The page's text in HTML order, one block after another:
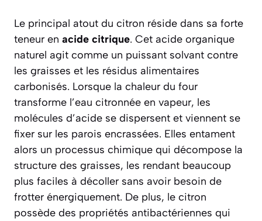
Le principal atout du citron réside dans sa forte
teneur en acide citrique. Cet acide organique
naturel agit comme un puissant solvant contre
les graisses et les résidus alimentaires
carbonisés. Lorsque la chaleur du four
transforme l’eau citronnée en vapeur, les
molécules d’acide se dispersent et viennent se
fixer sur les parois encrassées. Elles entament
alors un processus chimique qui décompose la
structure des graisses, les rendant beaucoup
plus faciles à décoller sans avoir besoin de
frotter énergiquement. De plus, le citron
possède des propriétés antibactériennes qui